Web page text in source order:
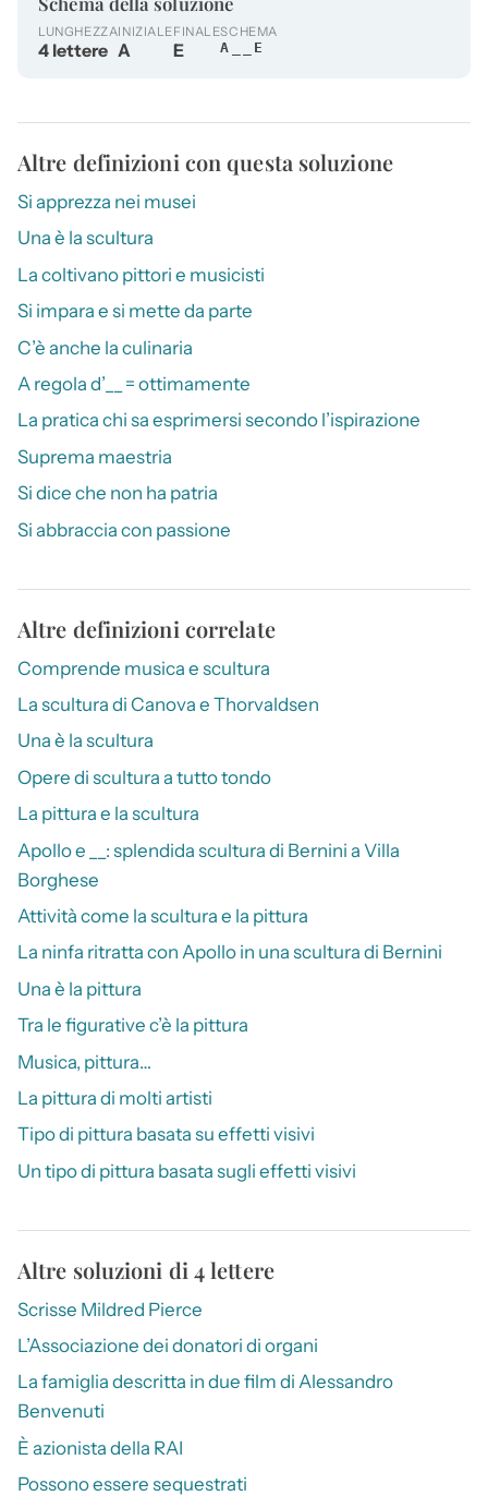
LUNGHEZZA
4 lettere
INIZIALE
A
FINALE
E
SCHEMA
A__E
Altre definizioni con questa soluzione
Si apprezza nei musei
Una è la scultura
La coltivano pittori e musicisti
Si impara e si mette da parte
C’è anche la culinaria
A regola d’__ = ottimamente
La pratica chi sa esprimersi secondo l’ispirazione
Suprema maestria
Si dice che non ha patria
Si abbraccia con passione
Altre definizioni correlate
Comprende musica e scultura
La scultura di Canova e Thorvaldsen
Una è la scultura
Opere di scultura a tutto tondo
La pittura e la scultura
Apollo e __: splendida scultura di Bernini a Villa
Borghese
Attività come la scultura e la pittura
La ninfa ritratta con Apollo in una scultura di Bernini
Una è la pittura
Tra le figurative c’è la pittura
Musica, pittura…
La pittura di molti artisti
Tipo di pittura basata su effetti visivi
Un tipo di pittura basata sugli effetti visivi
Altre soluzioni di 4 lettere
Scrisse Mildred Pierce
L’Associazione dei donatori di organi
La famiglia descritta in due film di Alessandro
Benvenuti
È azionista della RAI
Possono essere sequestrati